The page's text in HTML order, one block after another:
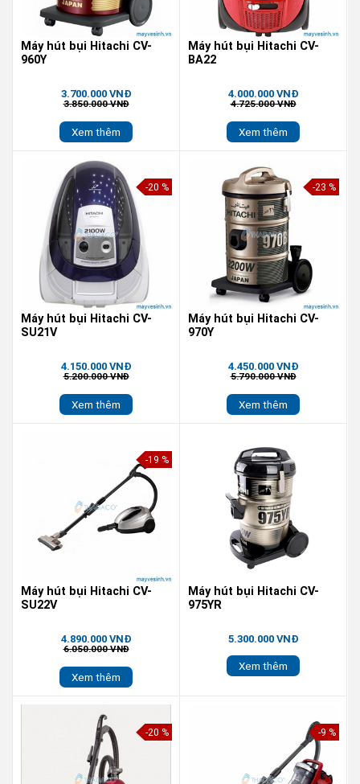
Máy hút bụi Hitachi CV-
960Y
3.700.000 VNĐ
3.850.000 VNĐ
Xem thêm
Máy hút bụi Hitachi CV-
BA22
4.000.000 VNĐ
4.725.000 VNĐ
Xem thêm
Máy hút bụi Hitachi CV-
SU21V
4.150.000 VNĐ
5.200.000 VNĐ
-20 %
Xem thêm
Máy hút bụi Hitachi CV-
970Y
4.450.000 VNĐ
5.790.000 VNĐ
-23 %
Xem thêm
Máy hút bụi Hitachi CV-
SU22V
4.890.000 VNĐ
6.050.000 VNĐ
-19 %
Xem thêm
Máy hút bụi Hitachi CV-
975YR
5.300.000 VNĐ
Xem thêm
-20 % -9 %